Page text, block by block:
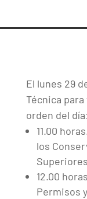
El lunes 29
Técnica
orden del día:
11.00
los
12.00
Permisos